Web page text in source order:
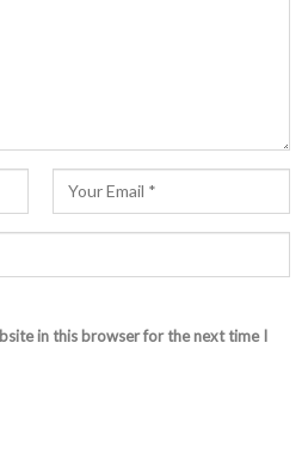
in this browser for the next time I